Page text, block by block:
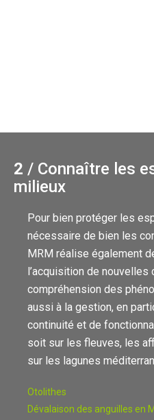
2 / Connaître les
milieux
Pour bien protéger les
nécessaire de bien les
MRM réalise également
l’acquisition de
compréhension des
aussi à la gestion, en
continuité et de
soit sur les fleuves, les
sur les lagunes
Otolithes
Dévalaison des anguilles en